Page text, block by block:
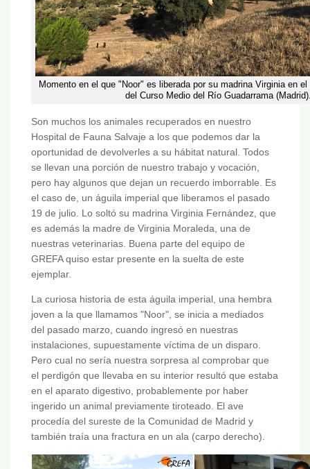
Momento en el que "Noor" es liberada por su madrina Virginia en
del Curso Medio del Río Guadarrama
Son muchos los animales recuperados en nuestro
Hospital de Fauna Salvaje a los que podemos dar la
oportunidad de devolverles a su hábitat natural. Todos
se llevan una porción de nuestro trabajo y vocación,
pero hay algunos que dejan un recuerdo imborrable. Es
el caso de, un águila imperial que liberamos el pasado
19 de julio. Lo soltó su madrina Virginia Fernández, que
es además la madre de Virginia Moraleda, una de
nuestras veterinarias. Buena parte del equipo de
GREFA quiso estar presente en la suelta de este
ejemplar.
La curiosa historia de esta águila imperial, una hembra
joven a la que llamamos "Noor", se inicia a mediados
del pasado marzo, cuando ingresó en nuestras
instalaciones, supuestamente víctima de un disparo.
Pero cual no sería nuestra sorpresa al comprobar que
el perdigón que llevaba en su interior resultó que estaba
en el aparato digestivo, probablemente por haber
ingerido un animal previamente tiroteado. El ave
procedía del sureste de la Comunidad de Madrid y
también traía una fractura en un ala (carpo derecho).